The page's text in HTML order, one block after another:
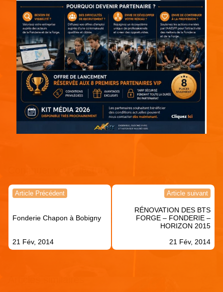
Navigation
l’article
Article Précédent
Fonderie Chapon à Bobigny
21 Fév, 2014
Article suivant
RÉNOVATION DES BTS
FORGE – FONDERIE –
HORIZON 2015
21 Fév, 2014